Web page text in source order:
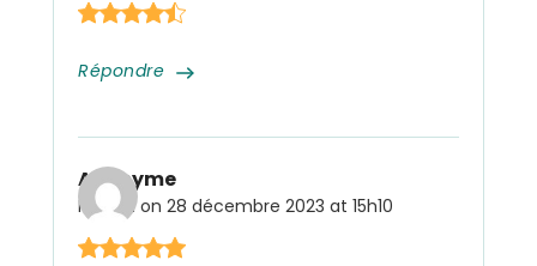
Répondre
Anonyme
Posted on 28 décembre 2023 at 15h10